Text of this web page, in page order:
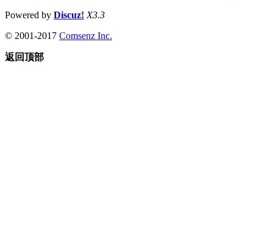
Powered by Discuz! X3.3
© 2001-2017 Comsenz Inc.
返回顶部